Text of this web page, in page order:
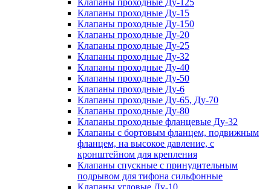
Клапаны проходные Ду-15
Клапаны проходные Ду-150
Клапаны проходные Ду-20
Клапаны проходные Ду-25
Клапаны проходные Ду-32
Клапаны проходные Ду-40
Клапаны проходные Ду-50
Клапаны проходные Ду-6
Клапаны проходные Ду-65, Ду-70
Клапаны проходные Ду-80
Клапаны проходные фланцевые Ду-32
Клапаны с бортовым фланцем, подвижным
фланцем, на высокое давление, с
кронштейном для крепления
Клапаны спускные с принудительным
подрывом для тифона сильфонные
Клапаны угловые Ду-10